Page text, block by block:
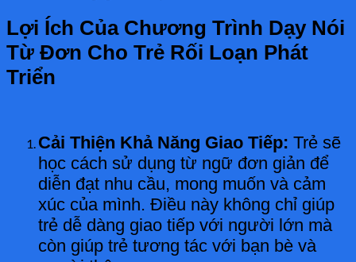
Lợi Ích Của Chương Trình Dạy Nói
Từ Đơn Cho Trẻ Rối Loạn Phát
Triển
Cải Thiện Khả Năng Giao Tiếp: Trẻ sẽ
học cách sử dụng từ ngữ đơn giản để
diễn đạt nhu cầu, mong muốn và cảm
xúc của mình. Điều này không chỉ giúp
trẻ dễ dàng giao tiếp với người lớn mà
còn giúp trẻ tương tác với bạn bè và